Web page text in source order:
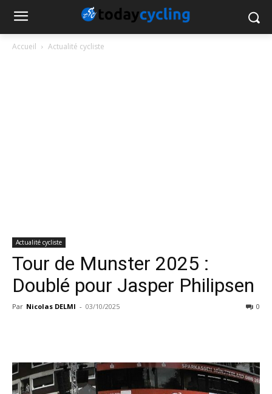
Accueil Actualité cycliste
Actualité cycliste
Tour de Munster 2025 :
Doublé pour Jasper Philipsen
Par Nicolas DELMI - 03/10/2025 0